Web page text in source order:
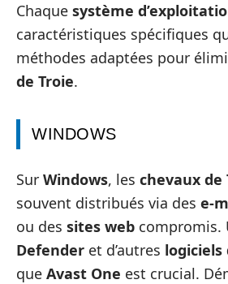
Chaque système
caractéristiques spécifiques
méthodes adaptées pour
de Troie.
WINDOWS
Sur Windows, les chevaux de
souvent distribués via des e-
ou des sites web compromis.
Defender et d’autres logiciels
que Avast One est crucial.